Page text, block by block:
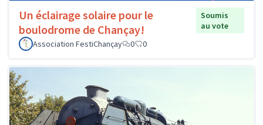
Un éclairage solaire pour le
boulodrome de Chançay!
Soumis
au vote
Association FestiChançay
0 0